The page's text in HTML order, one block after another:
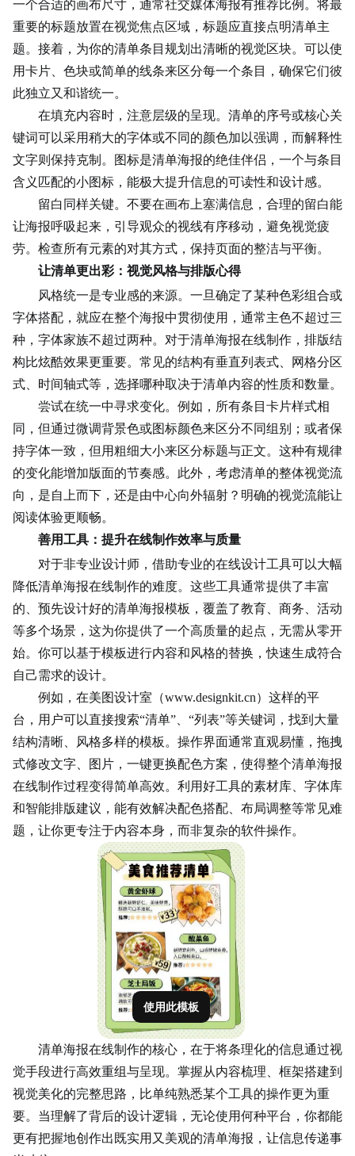
一个合适的画布尺寸，通常社交媒体海报有推荐比例。将最
重要的标题放置在视觉焦点区域，标题应直接点明清单主
题。接着，为你的清单条目规划出清晰的视觉区块。可以使
用卡片、色块或简单的线条来区分每一个条目，确保它们彼
此独立又和谐统一。
在填充内容时，注意层级的呈现。清单的序号或核心关
键词可以采用稍大的字体或不同的颜色加以强调，而解释性
文字则保持克制。图标是清单海报的绝佳伴侣，一个与条目
含义匹配的小图标 ，能极大提升信息的可读性和设计感。
留白同样关键。不要在画布上塞满信息，合理的留白能
让海报呼吸起来，引导观众的视线有序移动，避免视觉疲
劳。检查所有元素的对其方式，保持页面的整洁与平衡。
让清单更出彩：视觉风格与排版心得
风格统一是专业感的来源。一旦确定了某种色彩组合或
字体搭配，就应在整个海报中贯彻使用，通常主色不超过三
种，字体家族不超过两种。对于清单海报在线制作，排版结
构比炫酷效果更重要。常见的结构有垂直列表式、网格分区
式、时间轴式等，选择哪种取决于清单内容的性质和数量。
尝试在统一中寻求变化。例如，所有条目卡片样式相
同，但通过微调背景色或图标颜色来区分不同组别；或者保
持字体一致，但用粗细大小来区分标题与正文。这种有规律
的变化能增加版面的节奏感。此外，考虑清单的整体视觉流
向，是自上而下，还是由中心向外辐射？明确的视觉流能让
阅读体验更顺畅。
善用工具：提升在线制作效率与质量
对于非专业设计师，借助专业的在线设计工具可以大幅
降低清单海报在线制作的难度。这些工具通常提供了丰富
的、预先设计好的清单海报模板，覆盖了教育、商务、活动
等多个场景，这为你提供了一个高质量的起点，无需从零开
始。你可以基于模板进行内容和风格的替换，快速生成符合
自己需求的设计。
例如，在美图设计室（www.designkit.cn）这样的平
台，用户可以直接搜索“清单”、“列表”等关键词，找到大量
结构清晰、风格多样的模板。操作界面通常直观易懂，拖拽
式修改文字、图片，一键更换配色方案，使得整个清单海报
在线制作过程变得简单高效。利用好工具的素材库、字体库
和智能排版建议，能有效解决配色搭配、布局调整等常见难
题，让你更专注于内容本身，而非复杂的软件操作。
使用此模板
清单海报在线制作的核心，在于将条理化的信息通过视
觉手段进行高效重组与呈现。掌握从内容梳理、框架搭建到
视觉美化的完整思路，比单纯熟悉某个工具的操作更为重
要。当理解了背后的设计逻辑，无论使用何种平台，你都能
更有把握地创作出既实用又美观的清单海报，让信息传递事